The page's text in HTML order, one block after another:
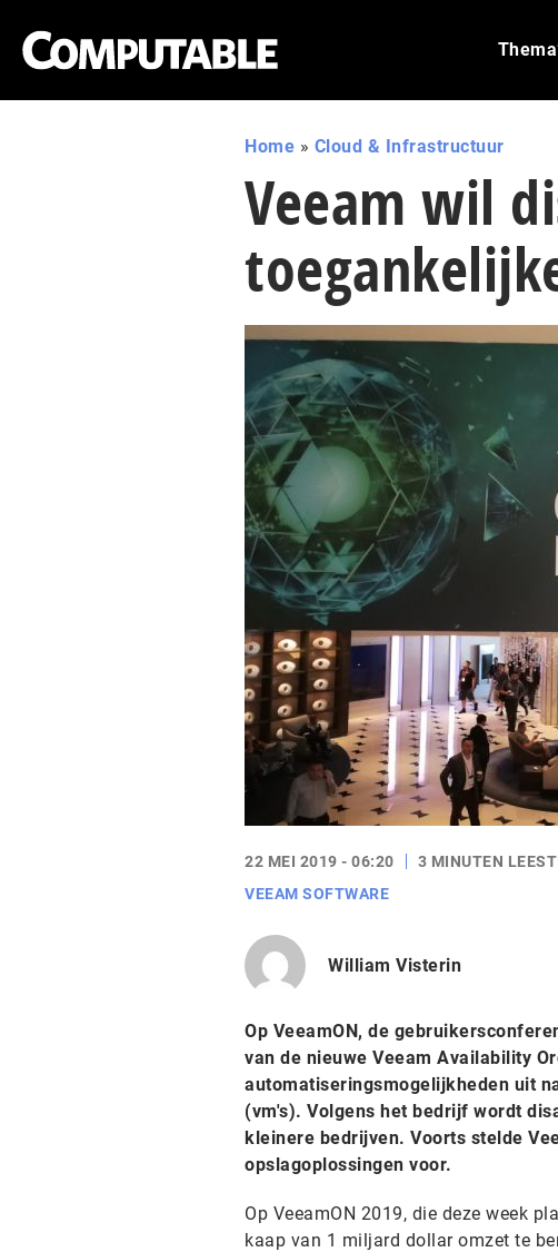
Home » Cloud & Infrastructuur
Veeam wil
22 MEI 2019 - 06:20 3 MINUTEN
VEEAM SOFTWARE
William Visterin
Op VeeamON, de
van de nieuwe Veeam Availability
automatiseringsmogelijkheden uit
(vm's). Volgens het bedrijf wordt
kleinere bedrijven. Voorts stelde
opslagoplossingen voor.
Op VeeamON 2019, die deze week
kaap van 1 miljard dollar omzet te